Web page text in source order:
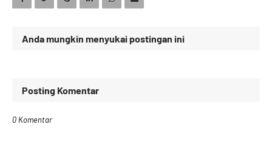
Anda mungkin menyukai postingan ini
Posting Komentar
0 Komentar